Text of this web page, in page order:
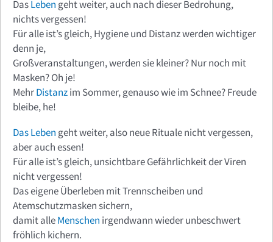
DasLeben geht weiter, auch nach dieser Bedrohung,
nichts vergessen!
Für alle ist’s gleich, Hygiene und Distanz werden wichtiger
denn je,
Großveranstaltungen, werden sie kleiner? Nur noch mit
Masken? Oh je!
MehrDistanzim Sommer, genauso wie im Schnee? Freude
bleibe, he!
Das Leben geht weiter, also neue Rituale nicht vergessen,
aber auch essen!
Für alle ist’s gleich, unsichtbare Gefährlichkeit der Viren
nicht vergessen!
Das eigene Überleben mit Trennscheiben und
Atemschutzmasken sichern,
damit alleMenschen irgendwann wieder unbeschwert
fröhlich kichern.